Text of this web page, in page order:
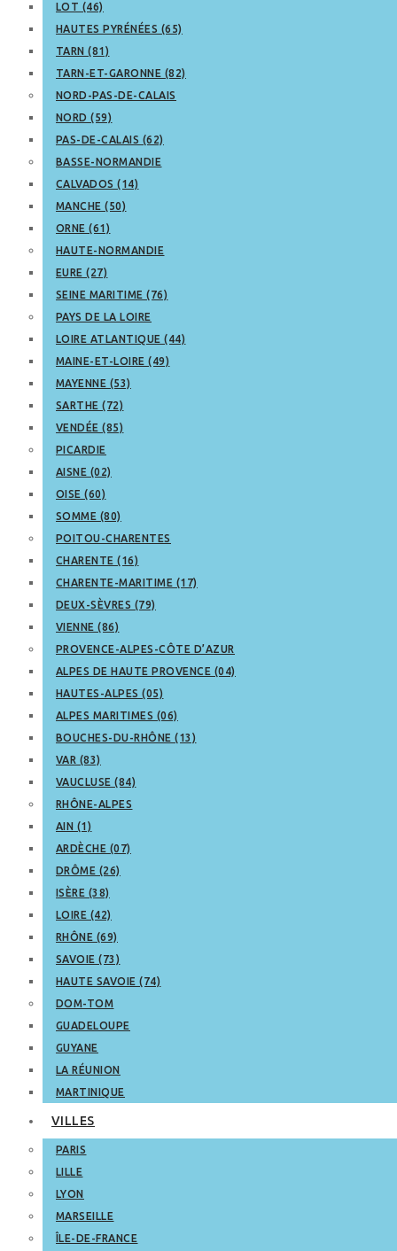
LOT (46)
HAUTES PYRÉNÉES (65)
TARN (81)
TARN-ET-GARONNE (82)
NORD-PAS-DE-CALAIS
NORD (59)
PAS-DE-CALAIS (62)
BASSE-NORMANDIE
CALVADOS (14)
MANCHE (50)
ORNE (61)
HAUTE-NORMANDIE
EURE (27)
SEINE MARITIME (76)
PAYS DE LA LOIRE
LOIRE ATLANTIQUE (44)
MAINE-ET-LOIRE (49)
MAYENNE (53)
SARTHE (72)
VENDÉE (85)
PICARDIE
AISNE (02)
OISE (60)
SOMME (80)
POITOU-CHARENTES
CHARENTE (16)
CHARENTE-MARITIME (17)
DEUX-SÈVRES (79)
VIENNE (86)
PROVENCE-ALPES-CÔTE D’AZUR
ALPES DE HAUTE PROVENCE (04)
HAUTES-ALPES (05)
ALPES MARITIMES (06)
BOUCHES-DU-RHÔNE (13)
VAR (83)
VAUCLUSE (84)
RHÔNE-ALPES
AIN (1)
ARDÈCHE (07)
DRÔME (26)
ISÈRE (38)
LOIRE (42)
RHÔNE (69)
SAVOIE (73)
HAUTE SAVOIE (74)
DOM-TOM
GUADELOUPE
GUYANE
LA RÉUNION
MARTINIQUE
VILLES
PARIS
LILLE
LYON
MARSEILLE
ÎLE-DE-FRANCE